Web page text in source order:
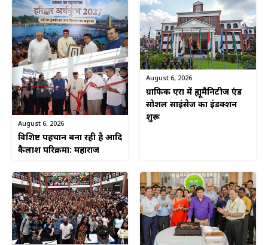
August 6, 2026
विशिष्ट पहचान बना रही है आदि
कैलाश परिक्रमा: महाराज
August 6, 2026
ग्राफिक एरा में ह्यूमैनिटीज एंड
सोशल साइंसेज का इंडक्शन
शुरू